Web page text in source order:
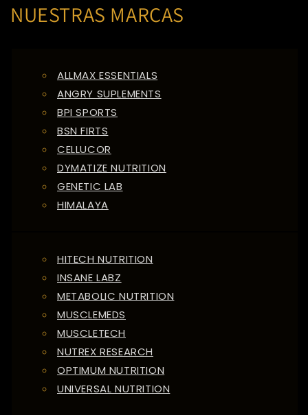
NUESTRAS MARCAS
ALLMAX ESSENTIALS
ANGRY SUPLEMENTS
BPI SPORTS
BSN FIRTS
CELLUCOR
DYMATIZE NUTRITION
GENETIC LAB
HIMALAYA
HITECH NUTRITION
INSANE LABZ
METABOLIC NUTRITION
MUSCLEMEDS
MUSCLETECH
NUTREX RESEARCH
OPTIMUM NUTRITION
UNIVERSAL NUTRITION